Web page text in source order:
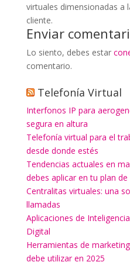
virtuales dimensionadas a
cliente.
Enviar
Lo siento, debes estar
comentario.
Telefonía Virtual
Interfonos IP para
segura en altura
Telefonía virtual para el
desde donde estés
Tendencias actuales en
debes aplicar en tu plan
Centralitas virtuales: una
llamadas
Aplicaciones de
Digital
Herramientas de
debe utilizar en 2025